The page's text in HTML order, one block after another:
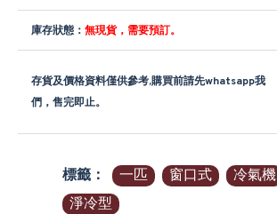
庫存狀態： 無現貨，需要預訂。
存貨及價格資料僅供參考,購買前請先whatsapp我
們，售完即止。
標籤： 一匹 窗口式 冷氣機
淨冷型